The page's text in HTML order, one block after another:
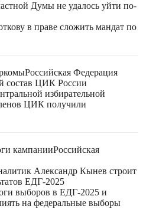
Думы не удалось уйти по-
в праве сложить мандат по
Российская Федерация
состав ЦИК России
избирательной
ЦИК получили
кампанииРоссийская
Александр Кынев строит
ЕДГ-2025
выборов в ЕДГ-2025 и
на федеральные выборы